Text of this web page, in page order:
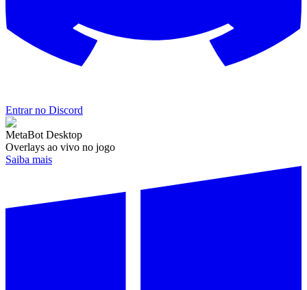
Entrar no Discord
MetaBot Desktop
Overlays ao vivo no jogo
Saiba mais